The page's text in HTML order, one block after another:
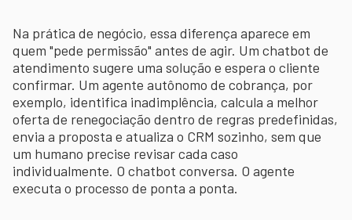
Na prática de negócio, essa diferença aparece em
quem "pede permissão" antes de agir. Um chatbot de
atendimento sugere uma solução e espera o cliente
confirmar. Um agente autônomo de cobrança, por
exemplo, identifica inadimplência, calcula a melhor
oferta de renegociação dentro de regras predefinidas,
envia a proposta e atualiza o CRM sozinho, sem que
um humano precise revisar cada caso
individualmente. O chatbot conversa. O agente
executa o processo de ponta a ponta.